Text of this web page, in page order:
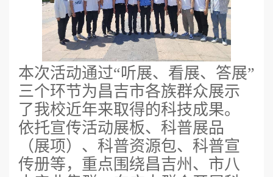
本次活动通过“听展、看展、答展”
三个环节为昌吉市各族群众展示
了我校近年来取得的科技成果。
依托宣传活动展板、科普展品
（展项）、科普资源包、科普宣
传册等，重点围绕昌吉州、市八